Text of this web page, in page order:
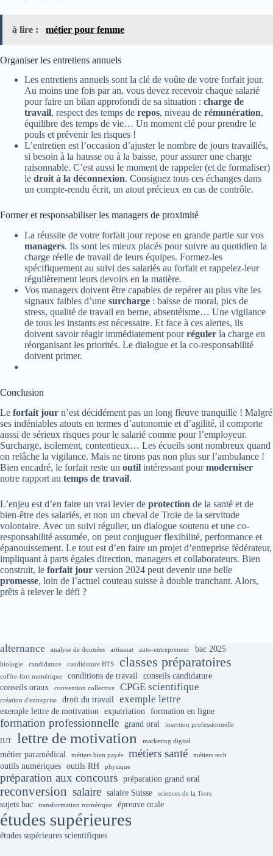
à lire : métier pour femme
Organiser les entretiens annuels
Les entretiens annuels sont la clé de voûte de votre forfait jour.
Au moins une fois par an, vous devez recevoir chaque salarié
pour faire un bilan approfondi de sa situation : charge de
travail, respect des temps de repos, niveau de rémunération,
équilibre des temps de vie… Un moment clé pour prendre le
pouls et prévenir les risques !
L’entretien est l’occasion d’ajuster le nombre de jours travaillés,
si besoin à la hausse ou à la baisse, pour assurer une charge
raisonnable. C’est aussi le moment de rappeler (et de formaliser)
le droit à la déconnexion. Consignez tous ces échanges dans
un compte-rendu écrit, un atout précieux en cas de contrôle.
Former et responsabiliser les managers de proximité
La réussite de votre forfait jour repose en grande partie sur vos
managers. Ils sont les mieux placés pour suivre au quotidien la
charge réelle de travail de leurs équipes. Formez-les
spécifiquement au suivi des salariés au forfait et rappelez-leur
régulièrement leurs devoirs en la matière.
Vos managers doivent être capables de repérer au plus vite les
signaux faibles d’une surcharge : baisse de moral, pics de
stress, qualité de travail en berne, absentéisme… Une vigilance
de tous les instants est nécessaire. Et face à ces alertes, ils
doivent savoir réagir immédiatement pourréguler la charge en
réorganisant les priorités. Le dialogue et la co-responsabilité
doivent primer.
Conclusion
Le forfait jour n’est décidément pas un long fleuve tranquille ! Malgré
ses indéniables atouts en termes d’autonomie et d’agilité, il comporte
aussi de sérieux risques pour le salarié comme pour l’employeur.
Surcharge, isolement, contentieux… Les écueils sont nombreux quand
on relâche la vigilance. Mais ne tirons pas non plus sur l’ambulance !
Bien encadré, le forfait reste un outil intéressant pourmoderniser
notre rapport au temps de travail.
L’enjeu est d’en faire un vrai levier de protection de la santé et de
bien-être des salariés, et non un cheval de Troie de la servitude
volontaire. Avec un suivi régulier, un dialogue soutenu et une co-
responsabilité assumée, on peut conjuguer flexibilité, performance et
épanouissement. Le tout est d’en faire un projet d’entreprise fédérateur,
impliquant à parts égales direction, managers et collaborateurs. Bien
construit, le forfait jour version 2024 peut devenir une belle
promesse, loin de l’actuel couteau suisse à double tranchant. Alors,
prêts à relever le défi ?
alternance analyse de données artisanat auto-entrepreneur bac 2025
biologie candidature candidature BTS classes préparatoires
coffre-fort numérique conditions de travail conseils candidature
conseils oraux
convention collective CPGE scientifique
création d'entreprise droit du travail exemple lettre
exemple lettre de motivation expatriation formation en ligne
formation professionnelle grand oral insertion professionnelle
IUT lettre de motivation marketing digital
métier paramédical métiers bien payés métiers santé métiers tech
outils numériques outils RH physique
préparation aux concours préparation grand oral
reconversion salaire salaire Suisse sciences de la Terre
sujets bac transformation numérique épreuve orale
études supérieures
études supérieures scientifiques